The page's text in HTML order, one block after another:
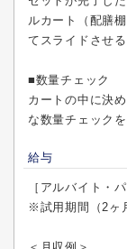
ルカート（配膳
てスライドさせ
■数量チェック
カートの中に決
な数量チェックを
給与
［アルバイト・
※試用期間（2ヶ